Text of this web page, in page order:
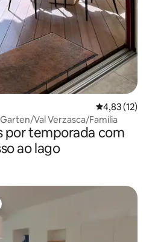
4,83 de uma
4,83 (12)
Val Verzasca/Família
por temporada com
ao lago